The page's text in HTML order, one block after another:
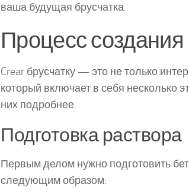
ваша будущая брусчатка.
Процесс создания
Crear брусчатку — это не только
который включает в себя несколько
них подробнее.
Подготовка раствора
Первым делом нужно подготовить
следующим образом: